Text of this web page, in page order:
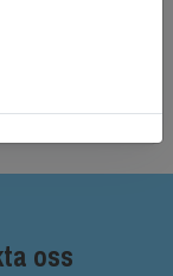
oss